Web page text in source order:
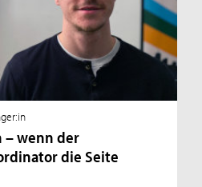
– wenn der
die Seite